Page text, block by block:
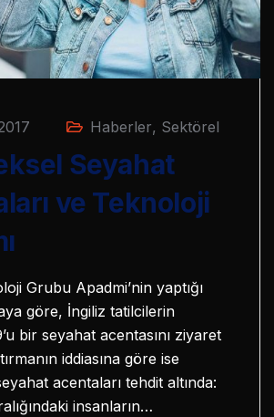
Haberler, Sektörel
Seyahat
ve Teknoloji
Grubu Apadmi’nin yaptığı
göre, İngiliz tatilcilerin
bir seyahat acentasını ziyaret
iddiasına göre ise
acentaları tehdit altında:
insanların…